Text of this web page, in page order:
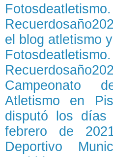
el blog atletismo
Campeonato
Atletismo en
disputó los
febrero de
Deportivo